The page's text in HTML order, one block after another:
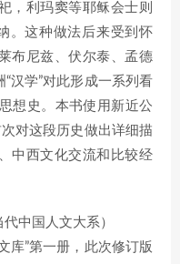
，利玛窦等耶稣会士则
。这种做法后来受到怀
布尼兹、伏尔泰、孟德
汉学”对此形成一系列看
想史。本书使用新近公
对这段历史做出详细描
中西文化交流和比较经
中国人文大系）
库”第一册，此次修订版